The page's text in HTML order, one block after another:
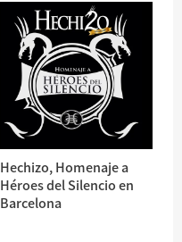
Hechizo, Homenaje a
Héroes del Silencio en
Barcelona